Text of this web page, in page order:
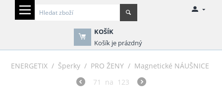
KOŠÍK
Košík je prázdný
ENERGETIX / Šperky / PRO ŽENY / Magnetické NÁUŠNICE
71
na 123